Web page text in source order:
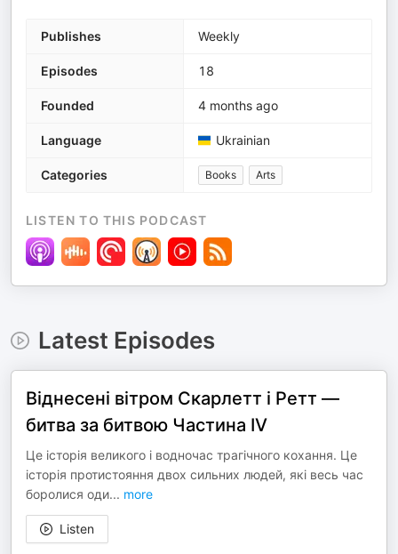
Publishes Weekly
Episodes 18
Founded 4 months ago
Language Ukrainian
Categories Books Arts
LISTEN TO THIS PODCAST
Latest Episodes
Віднесені вітром Скарлетт і Ретт —
битва за битвою Частина IV
Це історія великого і водночас трагічного кохання. Це
історія протистояння двох сильних людей, які весь час
боролися оди... more
Listen